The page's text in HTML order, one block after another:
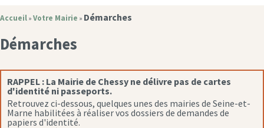
Accueil » Votre Mairie » Démarches
Démarches
RAPPEL : La Mairie de Chessy ne délivre pas de cartes
d'identité ni passeports.
Retrouvez ci-dessous, quelques unes des mairies de Seine-et-
Marne habilitées à réaliser vos dossiers de demandes de
papiers d'identité.